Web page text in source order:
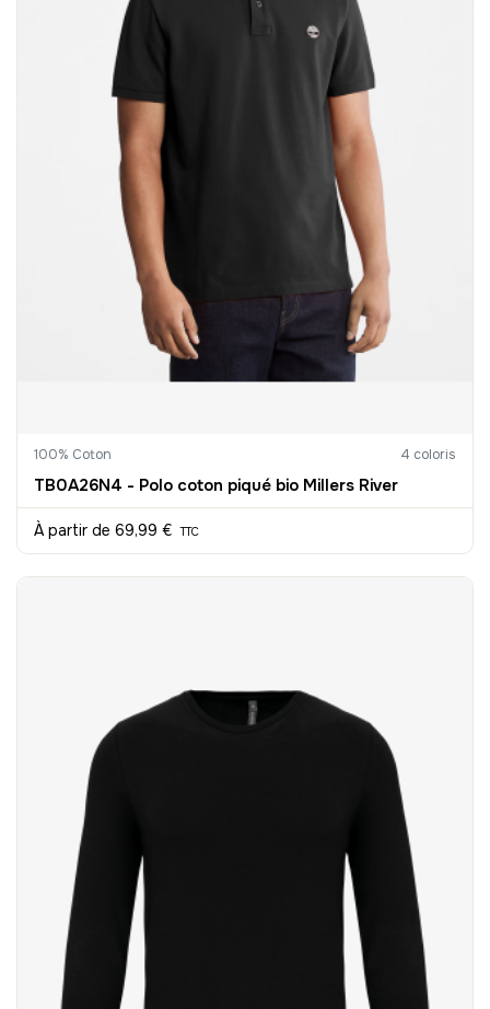
100% Coton 4 coloris
TB0A26N4 - Polo coton piqué bio Millers River
À partir de 69,99 € TTC